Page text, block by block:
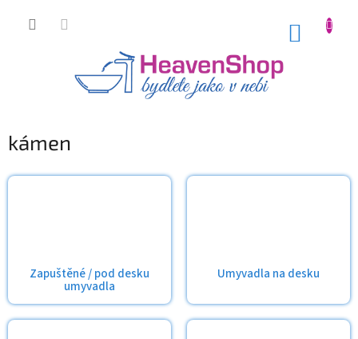
kámen
Zapuštěné / pod desku
umyvadla
Umyvadla na desku